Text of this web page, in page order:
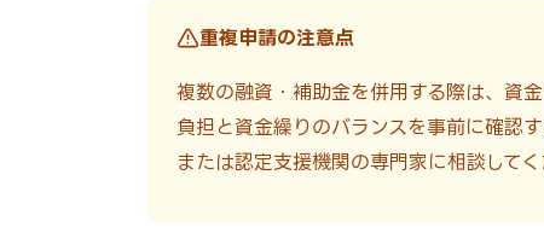
重複申請の注意点
複数の融資・補助金を併用する際は、資
負担と資金繰りのバランスを事前に確認
または認定支援機関の専門家に相談してく